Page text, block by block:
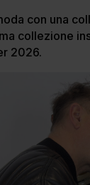
con una
collezione
2026.